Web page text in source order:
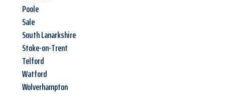
Poole
Sale
South Lanarkshire
Stoke-on-Trent
Telford
Watford
Wolverhampton